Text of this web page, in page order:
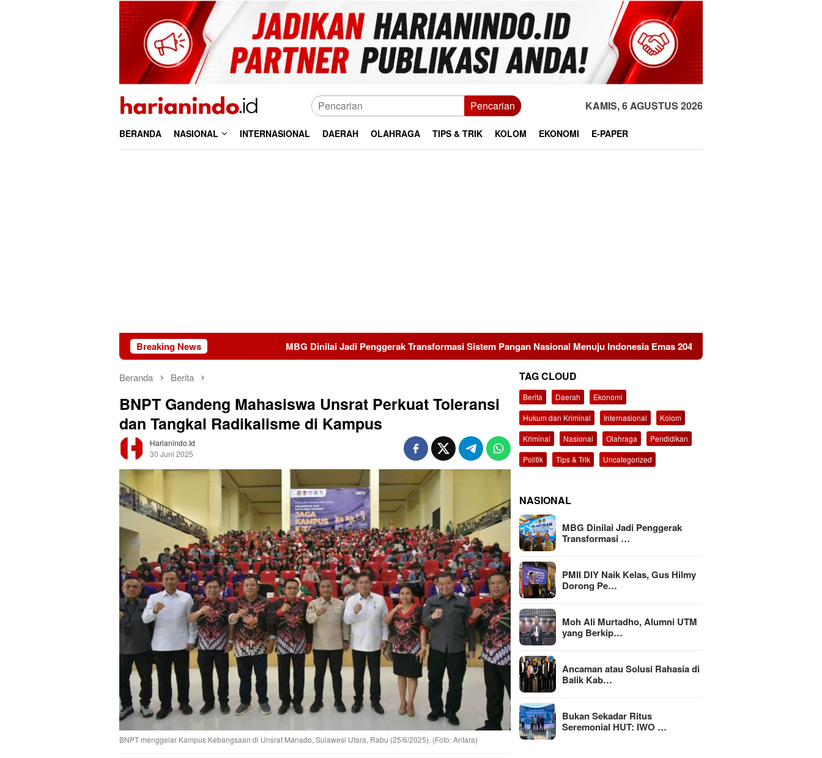
Pencarian KAMIS, 6 AGUSTUS 2026
BERANDA NASIONAL INTERNASIONAL DAERAH OLAHRAGA TIPS & TRIK KOLOM EKONOMI E-PAPER
Breaking NewsMBG Dinilai Jadi Penggerak Transformasi Sistem Pangan Nasional Menuju Indonesia Emas 2045 KEMAKI Geruduk Kejati Jatim, Desak
Beranda Berita
BNPT Gandeng Mahasiswa Unsrat Perkuat Toleransi
dan Tangkal Radikalisme di Kampus
Harianindo.id
30 Juni 2025
BNPT menggelar Kampus Kebangsaan di Unsrat Manado, Sulawesi Utara, Rabu (25/6/2025). (Foto: Antara)
TAG CLOUD
Berita Daerah
Ekonomi
Hukum dan Kriminal
Internasional
Kolom
Kriminal
Nasional Olahraga
Pendidikan
Politik
Tips & Trik Uncategorized
NASIONAL
MBG Dinilai Jadi Penggerak
Transformasi …
PMII DIY Naik Kelas, Gus Hilmy
Dorong Pe…
Moh Ali Murtadho, Alumni UTM
yang Berkip…
Ancaman atau Solusi Rahasia di
Balik Kab…
Bukan Sekadar Ritus
Seremonial HUT: IWO …